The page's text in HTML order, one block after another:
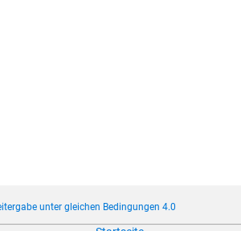
unter gleichen Bedingungen 4.0